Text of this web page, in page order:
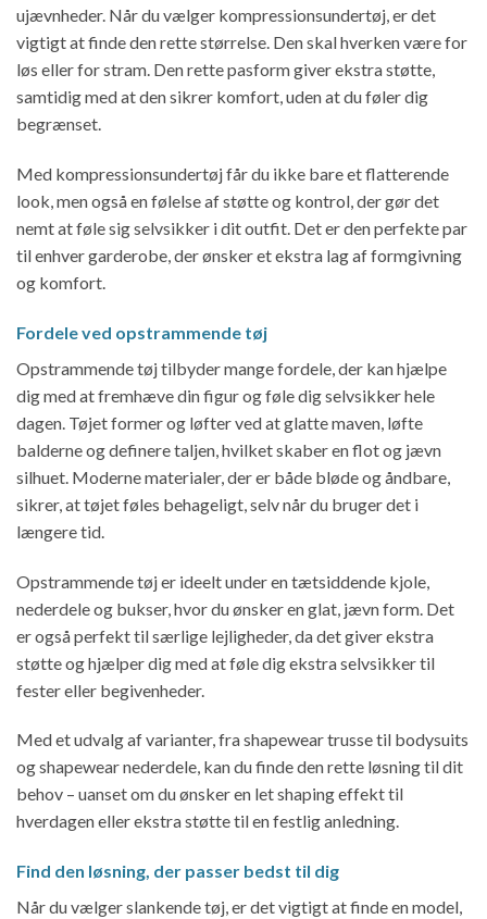
ujævnheder. Når du vælger kompressionsundertøj, er det
vigtigt at finde den rette størrelse. Den skal hverken være for
løs eller for stram. Den rette pasform giver ekstra støtte,
samtidig med at den sikrer komfort, uden at du føler dig
begrænset.
Med kompressionsundertøj får du ikke bare et flatterende
look, men også en følelse af støtte og kontrol, der gør det
nemt at føle sig selvsikker i dit outfit. Det er den perfekte par
til enhver garderobe, der ønsker et ekstra lag af formgivning
og komfort.
Fordele ved opstrammende tøj
Opstrammende tøj tilbyder mange fordele, der kan hjælpe
dig med at fremhæve din figur og føle dig selvsikker hele
dagen. Tøjet former og løfter ved at glatte maven, løfte
balderne og definere taljen, hvilket skaber en flot og jævn
silhuet. Moderne materialer, der er både bløde og åndbare,
sikrer, at tøjet føles behageligt, selv når du bruger det i
længere tid.
Opstrammende tøj er ideelt under en tætsiddende kjole,
nederdele og bukser, hvor du ønsker en glat, jævn form. Det
er også perfekt til særlige lejligheder, da det giver ekstra
støtte og hjælper dig med at føle dig ekstra selvsikker til
fester eller begivenheder.
Med et udvalg af varianter, fra shapewear trusse til bodysuits
og shapewear nederdele, kan du finde den rette løsning til dit
behov – uanset om du ønsker en let shaping effekt til
hverdagen eller ekstra støtte til en festlig anledning.
Find den løsning, der passer bedst til dig
Når du vælger slankende tøj, er det vigtigt at finde en model,